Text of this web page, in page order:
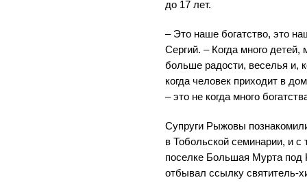
до 17 лет.
– Это наше богатство, это
Сергий. – Когда много детей,
больше радости, веселья и,
когда человек приходит в
– это не когда много
Супруги Рыжовы
в Тобольской семинарии, и с
поселке Большая Мурта под
отбывал ссылку святитель-